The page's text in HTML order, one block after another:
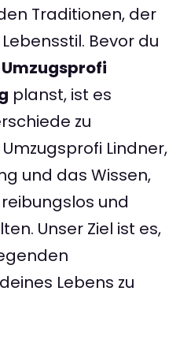
Traditionen, der
Bevor du
Umzugsprofi
planst, ist es
zu
Lindner,
und das Wissen,
und
Unser Ziel ist es,
Lebens zu